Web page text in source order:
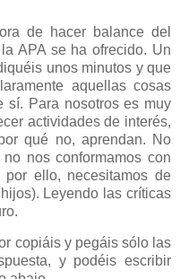
de hacer balance del
APA se ha ofrecido. Un
unos minutos y que
aquellas cosas
sí. Para nosotros es muy
actividades de interés,
qué no, aprendan. No
nos conformamos con
ello, necesitamos de
Leyendo las críticas
copiáis y pegáis sólo las
y podéis escribir